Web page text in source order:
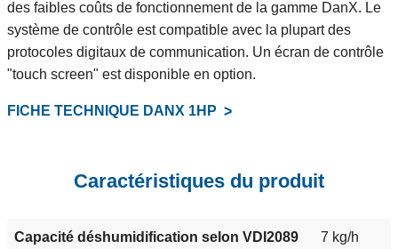
des faibles coûts de fonctionnement de la gamme DanX. Le
système de contrôle est compatible avec la plupart des
protocoles digitaux de communication. Un écran de contrôle
"touch screen" est disponible en option.
FICHE TECHNIQUE DANX 1HP
Caractéristiques du produit
Capacité déshumidification selon VDI2089
7 kg/h